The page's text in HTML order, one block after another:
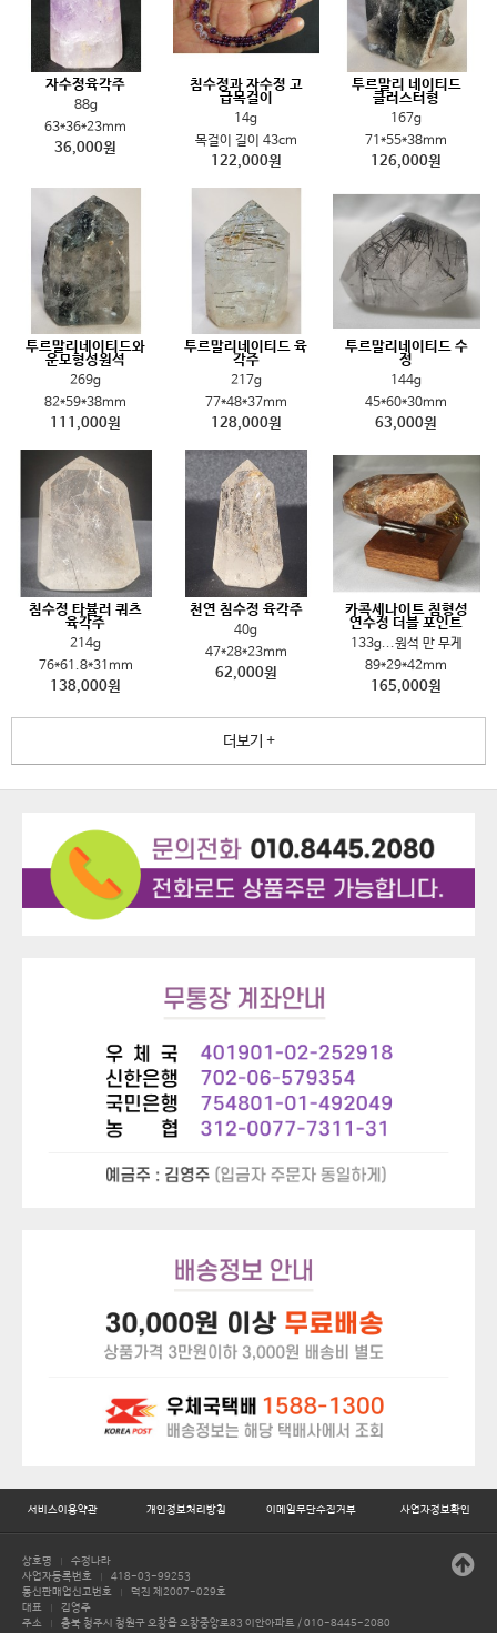
자수정육각주
88g
63*36*23mm
36,000원
침수정과 자수정 고
급목걸이
14g
목걸이 길이 43cm
122,000원
투르말리 네이티드
클러스터형
167g
71*55*38mm
126,000원
투르말리네이티드와
운모형성원석
269g
82*59*38mm
111,000원
투르말리네이티드 육
각주
217g
77*48*37mm
128,000원
투르말리네이티드 수
정
144g
45*60*30mm
63,000원
침수정 타뷸러 쿼츠
육각주
214g
76*61.8*31mm
138,000원
천연 침수정 육각주
40g
47*28*23mm
62,000원
카콕세나이트 침형성
연수정 더블 포인트
133g...원석 만 무게
89*29*42mm
165,000원
더보기 +
서비스이용약관 개인정보처리방침 이메일무단수집거부 사업자정보확인
상호명
수정나라
사업자등록번호
418-03-99253
통신판매업신고번호
덕진 제2007-029호
대표
김영주
주소
충북 청주시 청원구 오창읍 오창중앙로83 이안아파트 / 010-8445-2080